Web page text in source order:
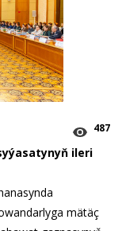
487
ile­ri
mä­täç